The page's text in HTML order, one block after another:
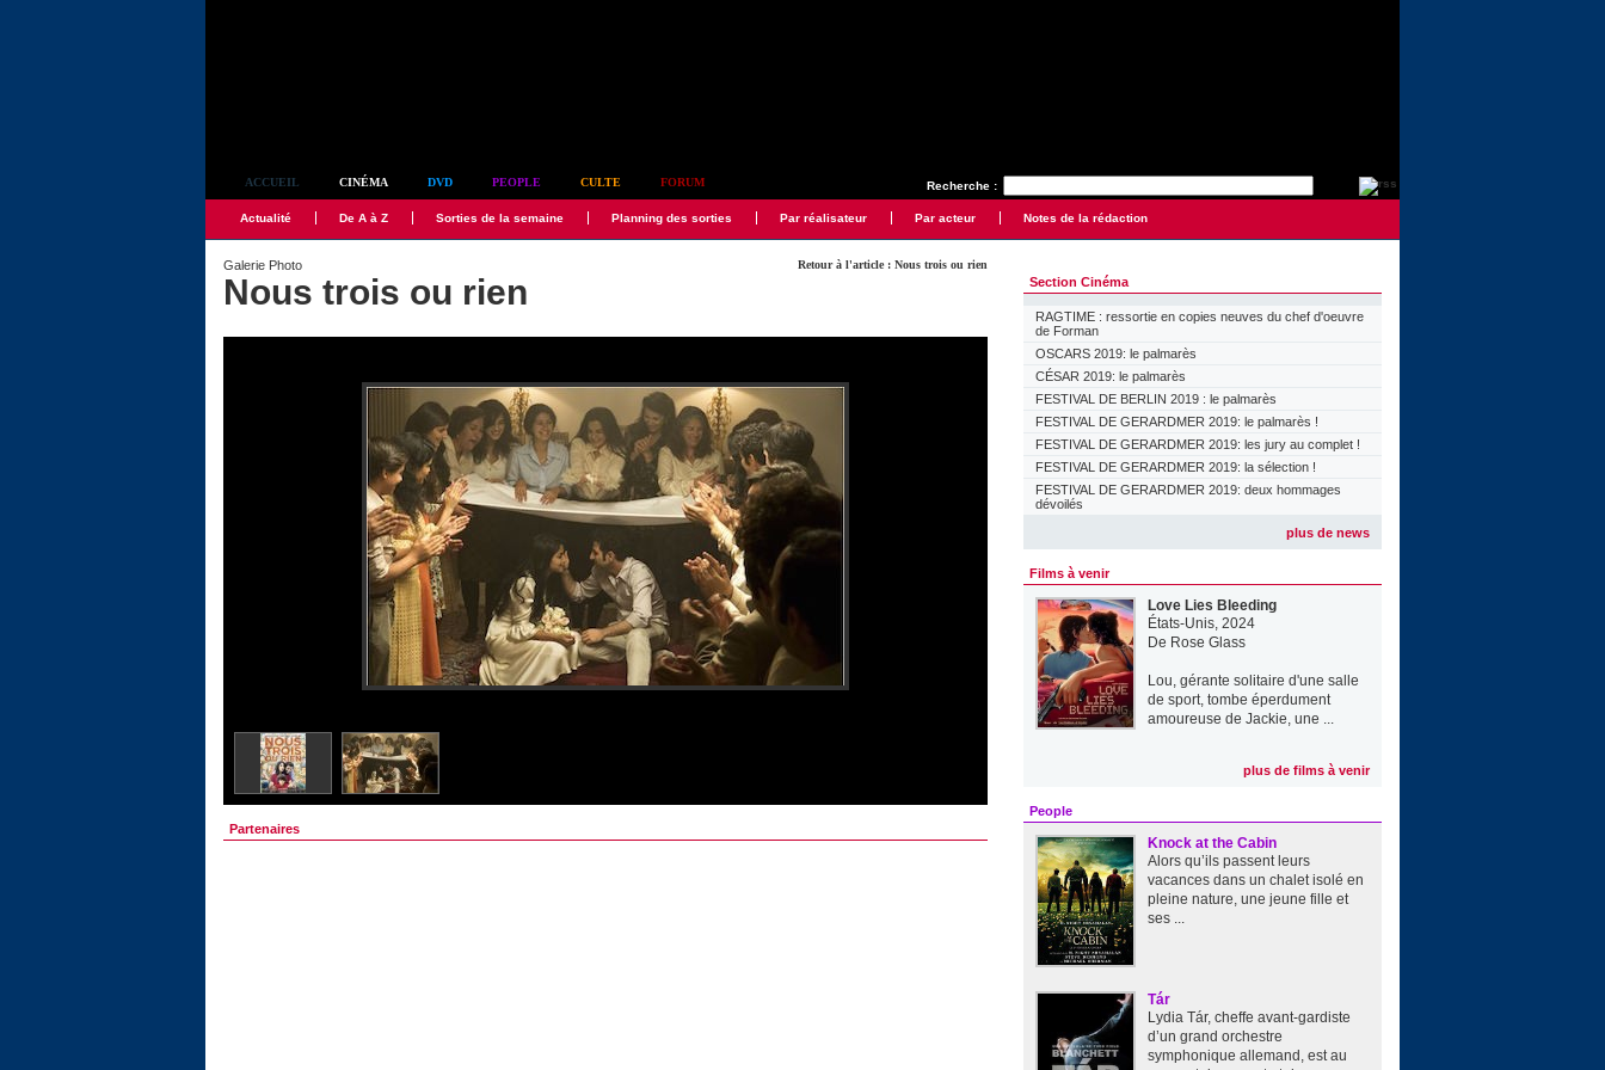
Recherche :
ACCUEIL CINÉMA DVD PEOPLE CULTE FORUM
Actualité De A à Z Sorties de la semaine Planning des sorties Par réalisateur Par acteur Notes de la rédaction
Retour à l'article : Nous trois ou rien
Galerie Photo
Nous trois ou rien
Partenaires
Section Cinéma
RAGTIME : ressortie en copies neuves du chef d'oeuvre
de Forman
OSCARS 2019: le palmarès
CÉSAR 2019: le palmarès
FESTIVAL DE BERLIN 2019 : le palmarès
FESTIVAL DE GERARDMER 2019: le palmarès !
FESTIVAL DE GERARDMER 2019: les jury au complet !
FESTIVAL DE GERARDMER 2019: la sélection !
FESTIVAL DE GERARDMER 2019: deux hommages
dévoilés
plus de news
Films à venir
Love Lies Bleeding
États-Unis, 2024
De Rose Glass
Lou, gérante solitaire d'une salle
de sport, tombe éperdument
amoureuse de Jackie, une ...
plus de films à venir
People
Knock at the Cabin
Alors qu’ils passent leurs
vacances dans un chalet isolé en
pleine nature, une jeune fille et
ses ...
Tár
Lydia Tár, cheffe avant-gardiste
d’un grand orchestre
symphonique allemand, est au